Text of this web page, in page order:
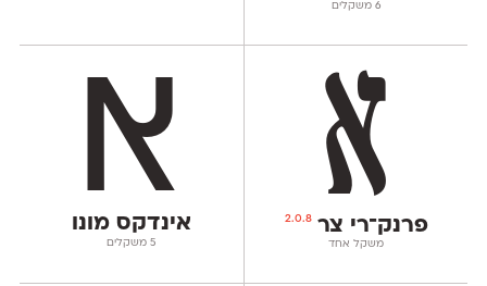
‫6 משקלים
פרנק־רי צר2.0.8
משקל אחד
אינדקס מונו
‫5 משקלים